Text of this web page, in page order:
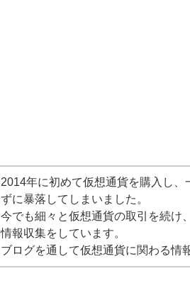
2014年に初めて仮想通貨を購入し
ずに暴落してしまいました。
今でも細々と仮想通貨の取引を続け
情報収集をしています。
ブログを通して仮想通貨に関わる情